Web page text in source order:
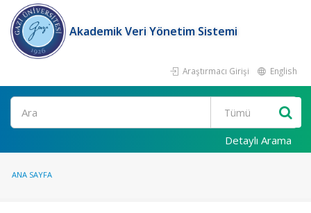
Akademik Veri Yönetim Sistemi
Araştırmacı Girişi English
Ara
Detaylı Arama
ANA SAYFA